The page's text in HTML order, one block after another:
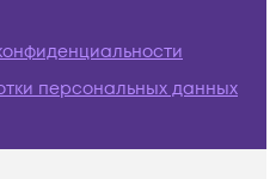
персональных данных